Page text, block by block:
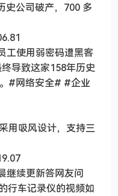
史公司破产，700 多
工使用弱密码遭黑客
导致这家158年历史
#网络安全# #企业
用吸风设计，支持三
继续更新答网友问
行车记录仪的视频如